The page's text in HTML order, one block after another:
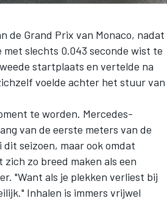
de Grand Prix van Monaco, nadat
slechts 0.043 seconde wist te
startplaats en vertelde na
voelde achter het stuur van
te worden. Mercedes-
van de eerste meters van de
seizoen, maar ook omdat
zo breed maken als een
"Want als je plekken verliest bij
Inhalen is immers vrijwel